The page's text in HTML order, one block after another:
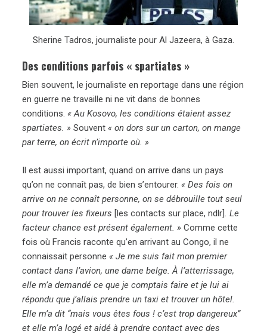
Sherine Tadros, journaliste pour Al Jazeera, à Gaza.
Des conditions parfois « spartiates »
Bien souvent, le journaliste en reportage dans une région
en guerre ne travaille ni ne vit dans de bonnes
conditions.« Au Kosovo, les conditions étaient assez
spartiates. » Souvent« on dors sur un carton, on mange
par terre, on écrit n’importe où. »
Il est aussi important, quand on arrive dans un pays
qu’on ne connaît pas, de bien s’entourer.« Des fois on
arrive on ne connaît personne, on se débrouille tout seul
pour trouver les fixeurs [les contacts sur place, ndlr] . Le
facteur chance est présent également. »Comme cette
fois où Francis raconte qu’en arrivant au Congo, il ne
connaissait personne« Je me suis fait mon premier
contact dans l’avion, une dame belge. À l’atterrissage,
elle m’a demandé ce que je comptais faire et je lui ai
répondu que j’allais prendre un taxi et trouver un hôtel.
Elle m’a dit “mais vous êtes fous ! c’est trop dangereux”
et elle m’a logé et aidé à prendre contact avec des